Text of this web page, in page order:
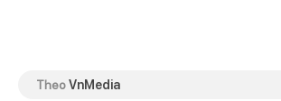
TheoVnMedia